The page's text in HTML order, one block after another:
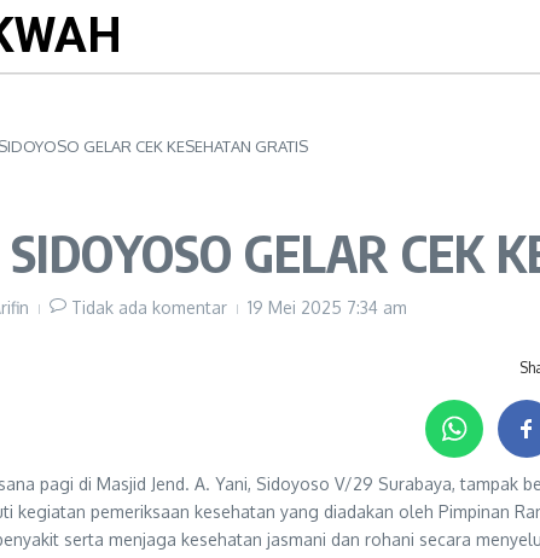
GELAR CEK KESEHATAN GRATIS
GELAR CEK
Tidak ada komentar 19 Mei 2025 7:34 am
pagi di Masjid Jend. A. Yani, Sidoyoso V/29 Surabaya, tampak
kegiatan pemeriksaan kesehatan yang diadakan oleh Pimpinan
serta menjaga kesehatan jasmani dan rohani secara